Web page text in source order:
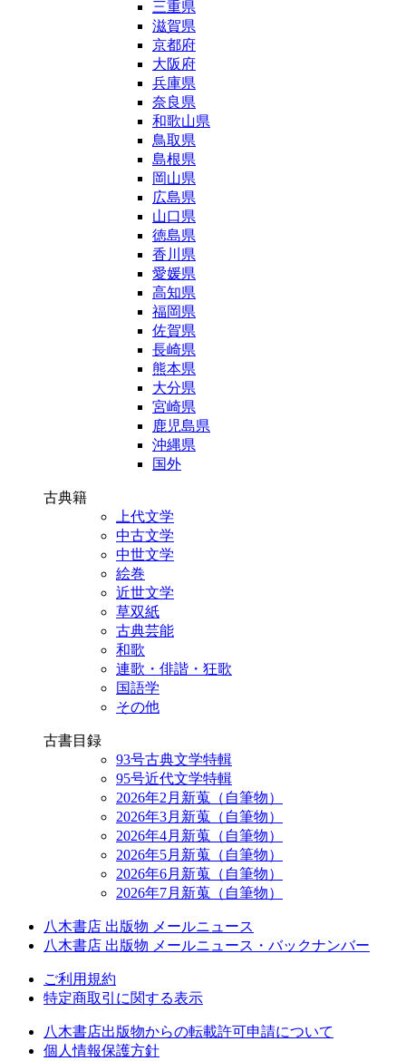
三重県
滋賀県
京都府
大阪府
兵庫県
奈良県
和歌山県
鳥取県
島根県
岡山県
広島県
山口県
徳島県
香川県
愛媛県
高知県
福岡県
佐賀県
長崎県
熊本県
大分県
宮崎県
鹿児島県
沖縄県
国外
古典籍
上代文学
中古文学
中世文学
絵巻
近世文学
草双紙
古典芸能
和歌
連歌・俳諧・狂歌
国語学
その他
古書目録
93号古典文学特輯
95号近代文学特輯
2026年2月新蒐（自筆物）
2026年3月新蒐（自筆物）
2026年4月新蒐（自筆物）
2026年5月新蒐（自筆物）
2026年6月新蒐（自筆物）
2026年7月新蒐（自筆物）
八木書店 出版物 メールニュース
八木書店 出版物 メールニュース・バックナンバー
ご利用規約
特定商取引に関する表示
八木書店出版物からの転載許可申請について
個人情報保護方針